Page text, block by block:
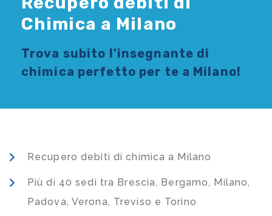
Chimica a Milano
Trova subito l'insegnante di
chimica perfetto per te a Milano!
Recupero debiti di chimica a Milano
Più di 40 sedi tra Brescia, Bergamo, Milano,
Padova, Verona, Treviso e Torino